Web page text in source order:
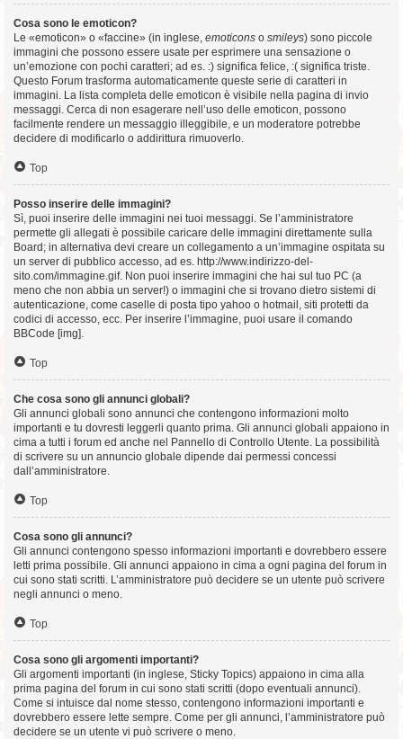
Cosa sono le emoticon?
Le «emoticon» o «faccine» (in inglese, emoticons o smileys) sono piccole
immagini che possono essere usate per esprimere una sensazione o
un’emozione con pochi caratteri; ad es. :) significa felice, :( significa triste.
Questo Forum trasforma automaticamente queste serie di caratteri in
immagini. La lista completa delle emoticon è visibile nella pagina di invio
messaggi. Cerca di non esagerare nell’uso delle emoticon, possono
facilmente rendere un messaggio illeggibile, e un moderatore potrebbe
decidere di modificarlo o addirittura rimuoverlo.
Top
Posso inserire delle immagini?
Sì, puoi inserire delle immagini nei tuoi messaggi. Se l’amministratore
permette gli allegati è possibile caricare delle immagini direttamente sulla
Board; in alternativa devi creare un collegamento a un’immagine ospitata su
un server di pubblico accesso, ad es. http://www.indirizzo-del-
sito.com/immagine.gif. Non puoi inserire immagini che hai sul tuo PC (a
meno che non abbia un server!) o immagini che si trovano dietro sistemi di
autenticazione, come caselle di posta tipo yahoo o hotmail, siti protetti da
codici di accesso, ecc. Per inserire l’immagine, puoi usare il comando
BBCode [img].
Top
Che cosa sono gli annunci globali?
Gli annunci globali sono annunci che contengono informazioni molto
importanti e tu dovresti leggerli quanto prima. Gli annunci globali appaiono in
cima a tutti i forum ed anche nel Pannello di Controllo Utente. La possibilità
di scrivere su un annuncio globale dipende dai permessi concessi
dall’amministratore.
Top
Cosa sono gli annunci?
Gli annunci contengono spesso informazioni importanti e dovrebbero essere
letti prima possibile. Gli annunci appaiono in cima a ogni pagina del forum in
cui sono stati scritti. L’amministratore può decidere se un utente può scrivere
negli annunci o meno.
Top
Cosa sono gli argomenti importanti?
Gli argomenti importanti (in inglese, Sticky Topics) appaiono in cima alla
prima pagina del forum in cui sono stati scritti (dopo eventuali annunci).
Come si intuisce dal nome stesso, contengono informazioni importanti e
dovrebbero essere lette sempre. Come per gli annunci, l’amministratore può
decidere se un utente vi può scrivere o meno.